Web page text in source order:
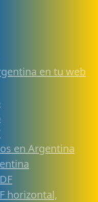
en tu web
en Argentina
horizontal,